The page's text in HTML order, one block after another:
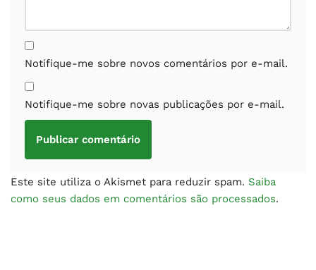
Notifique-me sobre novos comentários por e-mail.
Notifique-me sobre novas publicações por e-mail.
Este site utiliza o Akismet para reduzir spam. Saiba
como seus dados em comentários são processados.